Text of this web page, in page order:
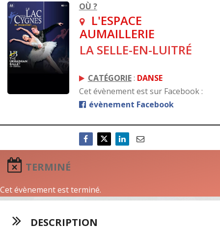
OÙ ?
L'ESPACE
AUMAILLERIE
LA SELLE-EN-LUITRÉ
CATÉGORIE: DANSE
Cet évènement est sur Facebook :
évènement Facebook
TERMINÉ
Cet évènement est terminé.
DESCRIPTION